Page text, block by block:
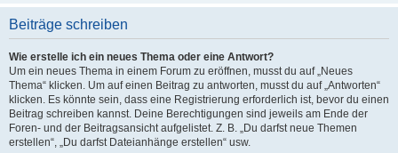
Beiträge schreiben
Wie erstelle ich ein neues Thema oder eine Antwort?
Um ein neues Thema in einem Forum zu eröffnen, musst du auf „Neues
Thema“ klicken. Um auf einen Beitrag zu antworten, musst du auf „Antworten“
klicken. Es könnte sein, dass eine Registrierung erforderlich ist, bevor du einen
Beitrag schreiben kannst. Deine Berechtigungen sind jeweils am Ende der
Foren- und der Beitragsansicht aufgelistet. Z. B. „Du darfst neue Themen
erstellen“, „Du darfst Dateianhänge erstellen“ usw.